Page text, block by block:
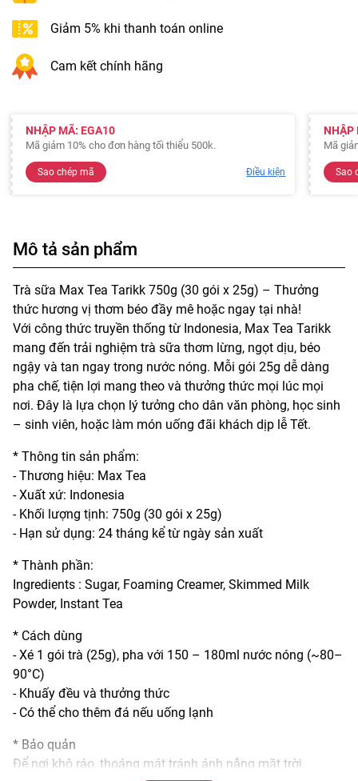
Giảm 5% khi thanh toán online
Cam kết chính hãng
NHẬP MÃ: EGA10
Mã giảm 10% cho đơn hàng tối thiểu 500k.
Sao chép mã Điều kiện
NHẬP
Mã
Sao
Mô tả sản phẩm
Trà sữa Max Tea Tarikk 750g (30 gói x 25g) – Thưởng
thức hương vị thơm béo đầy mê hoặc ngay tại nhà!
Với công thức truyền thống từ Indonesia, Max Tea Tarikk
mang đến trải nghiệm trà sữa thơm lừng, ngọt dịu, béo
ngậy và tan ngay trong nước nóng. Mỗi gói 25g dễ dàng
pha chế, tiện lợi mang theo và thưởng thức mọi lúc mọi
nơi. Đây là lựa chọn lý tưởng cho dân văn phòng, học sinh
– sinh viên, hoặc làm món uống đãi khách dịp lễ Tết.
* Thông tin sản phẩm:
- Thương hiệu: Max Tea
- Xuất xứ: Indonesia
- Khối lượng tịnh: 750g (30 gói x 25g)
- Hạn sử dụng: 24 tháng kể từ ngày sản xuất
* Thành phần:
Ingredients : Sugar, Foaming Creamer, Skimmed Milk
Powder, Instant Tea
* Cách dùng
- Xé 1 gói trà (25g), pha với 150 – 180ml nước nóng (~80–
90°C)
- Khuấy đều và thưởng thức
- Có thể cho thêm đá nếu uống lạnh
* Bảo quản
Để nơi khô ráo, thoáng mát tránh ánh nắng mặt trời.